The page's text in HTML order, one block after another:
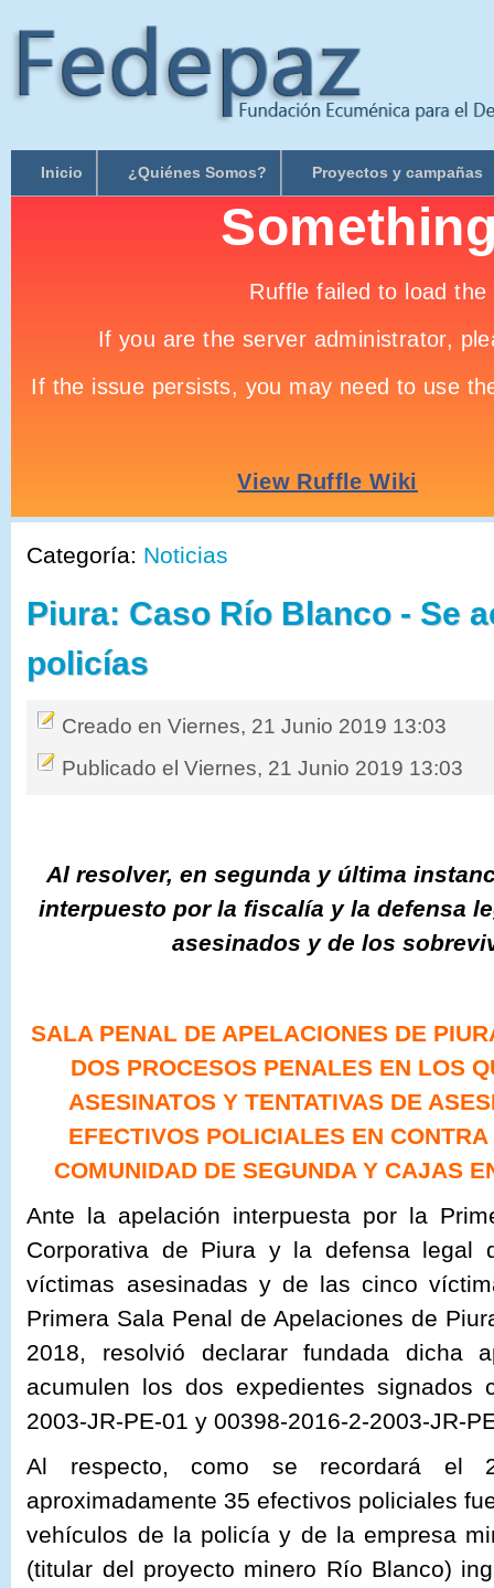
Inicio ¿Quiénes Somos? Proyectos y campañas
Categoría: Noticias
Piura: Caso Río Blanco - Se
policías
Creado en Viernes, 21 Junio 2019 13:03
Publicado el Viernes, 21 Junio 2019 13:03
Al resolver, en segunda y última
interpuesto por la fiscalía y la defensa
asesinados y de los
SALA PENAL DE APELACIONES DE
DOS PROCESOS PENALES EN LOS
ASESINATOS Y TENTATIVAS DE
EFECTIVOS POLICIALES EN
COMUNIDAD DE SEGUNDA Y CAJAS
Ante la apelación interpuesta por la
Corporativa de Piura y la defensa legal
víctimas asesinadas y de las cinco
Primera Sala Penal de Apelaciones de
2018, resolvió declarar fundada dicha
acumulen los dos expedientes signados
2003-JR-PE-01 y 00398-2016-2-2003-JR-
Al respecto, como se recordará el
aproximadamente 35 efectivos policiales
vehículos de la policía y de la empresa
(titular del proyecto minero Río Blanco)